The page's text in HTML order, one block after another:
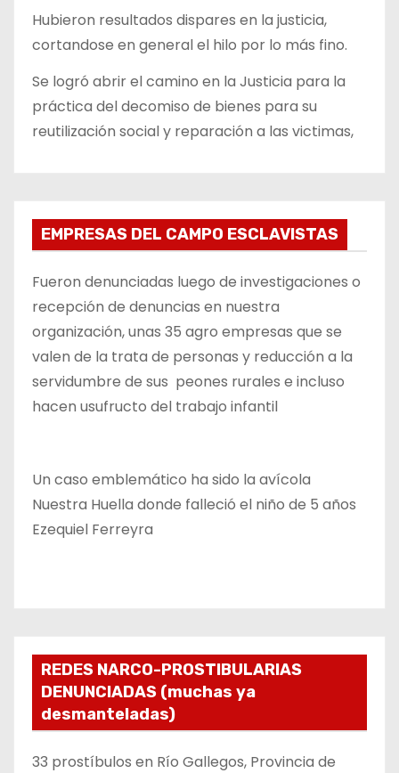
Hubieron resultados dispares en la justicia,
cortandose en general el hilo por lo más fino.
Se logró abrir el camino en la Justicia para la
práctica del decomiso de bienes para su
reutilización social y reparación a las victimas,
EMPRESAS DEL CAMPO ESCLAVISTAS
Fueron denunciadas luego de investigaciones o
recepción de denuncias en nuestra
organización, unas 35 agro empresas que se
valen de la trata de personas y reducción a la
servidumbre de sus peones rurales e incluso
hacen usufructo del trabajo infantil
Un caso emblemático ha sido la avícola
Nuestra Huella donde falleció el niño de 5 años
Ezequiel Ferreyra
REDES NARCO-PROSTIBULARIAS
DENUNCIADAS (muchas ya
desmanteladas)
33 prostíbulos en Río Gallegos, Provincia de